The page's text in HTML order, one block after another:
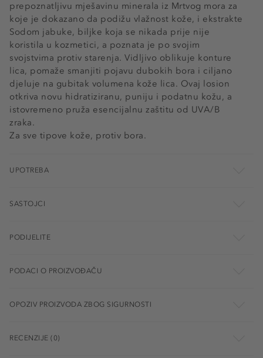
prepoznatljivu mješavinu minerala iz Mrtvog mora za
koje je dokazano da podižu vlažnost kože, i ekstrakte
Sodom jabuke, biljke koja se nikada prije nije
koristila u kozmetici, a poznata je po svojim
svojstvima protiv starenja. Vidljivo oblikuje konture
lica, pomaže smanjiti pojavu dubokih bora i ciljano
djeluje na gubitak volumena kože lica. Ovaj losion
otkriva novu hidratiziranu, puniju i podatnu kožu, a
istovremeno pruža esencijalnu zaštitu od UVA/B
zraka.
Za sve tipove kože, protiv bora.
UPOTREBA
SASTOJCI
PODIJELITE
PODACI O PROIZVOĐAČU
OPOZIV PROIZVODA ZBOG SIGURNOSTI
RECENZIJE (0)